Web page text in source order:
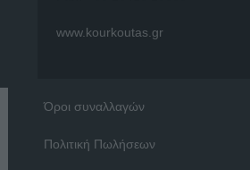
www.kourkoutas.gr
Όροι συναλλαγών
Πολιτική Πωλήσεων